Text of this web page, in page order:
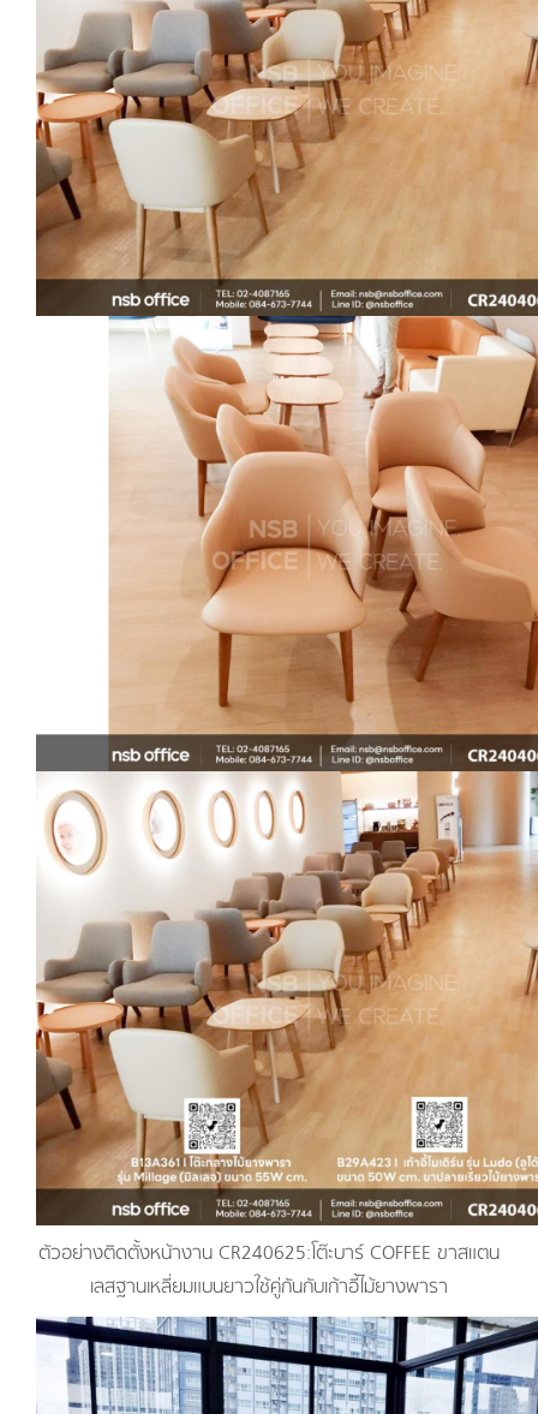
ตัวอย่างติดตั้งหน้างาน CR240625:โต๊ะบาร์ COFFEE ขาสแตน
เลสฐานเหลี่ยมแบนยาวใช้คู่กันกับเก้าอี้ไม้ยางพารา